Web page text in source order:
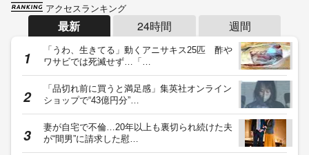
アクセスランキング
最新 24時間 週間
「うわ、生きてる」動くアニサキス25匹 酢や
ワサビでは死滅せず…「…
「品切れ前に買うと満足感」集英社オンライン
ショップで“43億円分”…
妻が自宅で不倫…20年以上も裏切られ続けた夫
が“間男”に請求した慰…